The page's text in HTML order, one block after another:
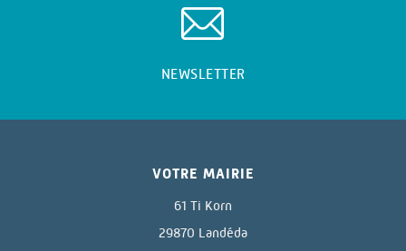
NEWSLETTER
VOTRE MAIRIE
61 Ti Korn
29870 Landéda